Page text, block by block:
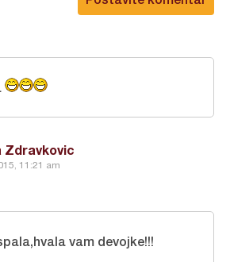
Zdravkovic
11:21 am
vam devojke!!!